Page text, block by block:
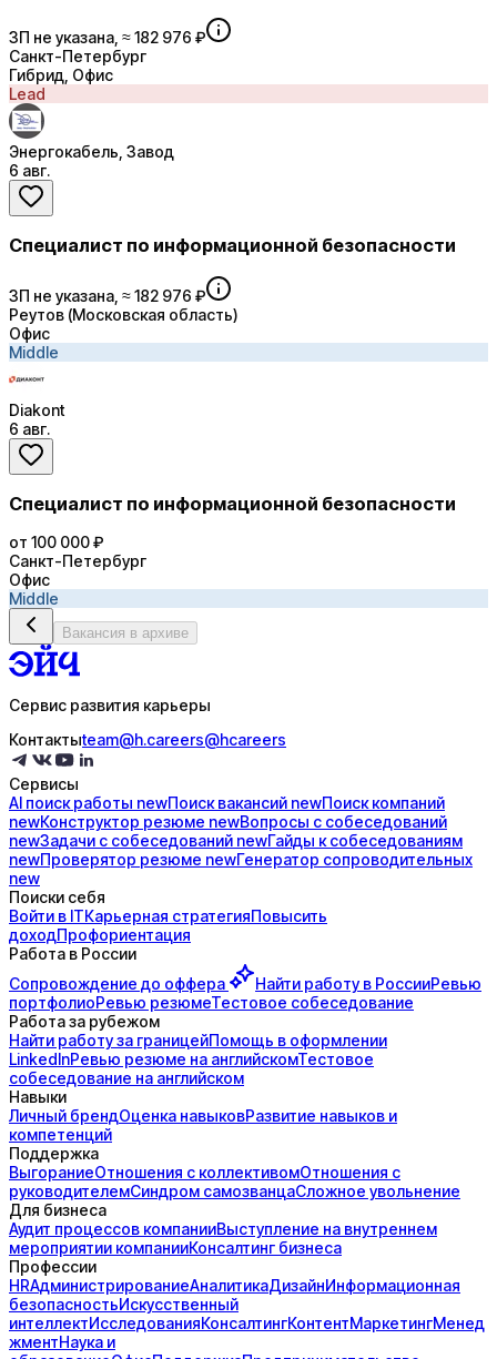
ЗП не указана, ≈ 182 976 ₽
Санкт-Петербург
Гибрид, Офис
Lead
Энергокабель, Завод
6 авг.
Специалист по информационной безопасности
ЗП не указана, ≈ 182 976 ₽
Реутов (Московская область)
Офис
Middle
Diakont
6 авг.
Специалист по информационной безопасности
от 100 000 ₽
Санкт-Петербург
Офис
Middle
Вакансия в архиве
Сервис развития карьеры
Контактыteam@h.careers@hcareers
Сервисы
AI поискработы newПоисквакансий newПоисккомпаний
newКонструктор резюме newВопросы с собеседований
newЗадачи с собеседований newГайды ксобеседованиям
newПроверятор резюме newГенератор сопроводительных
new
Поиски себя
Войти в ITКарьерная стратегияПовысить
доходПрофориентация
Работа в России
Сопровождение до оффера Найти работу в РоссииРевью
портфолиоРевью резюмеТестовое собеседование
Работа за рубежом
Найти работу за границейПомощь в оформлении
LinkedInРевью резюме на английскомТестовое
собеседование на английском
Навыки
Личный брендОценка навыковРазвитие навыков и
компетенций
Поддержка
ВыгораниеОтношения с коллективомОтношения с
руководителемСиндром самозванцаСложное увольнение
Для бизнеса
Аудит процессов компанииВыступление на внутреннем
мероприятии компанииКонсалтинг бизнеса
Профессии
HRАдминистрированиеАналитикаДизайнИнформационная
безопасностьИскусственный
интеллектИсследованияКонсалтингКонтентМаркетингМенед
жментНаука и